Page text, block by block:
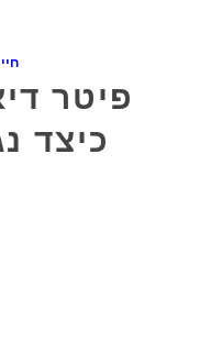
פיטר
כיצד